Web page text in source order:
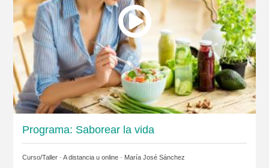
Programa: Saborear la vida
Curso/Taller · A distancia u online · María José Sánchez